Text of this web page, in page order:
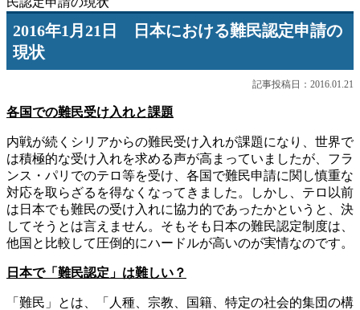
2016年1月21日 日本における難民認定申請の
現状
記事投稿日：2016.01.21
各国での難民受け入れと課題
内戦が続くシリアからの難民受け入れが課題になり、世界で
は積極的な受け入れを求める声が高まっていましたが、フラ
ンス・パリでのテロ等を受け、各国で難民申請に関し慎重な
対応を取らざるを得なくなってきました。しかし、テロ以前
は日本でも難民の受け入れに協力的であったかというと、決
してそうとは言えません。そもそも日本の難民認定制度は、
他国と比較して圧倒的にハードルが高いのが実情なのです。
日本で「難民認定」は難しい？
「難民」とは、「人種、宗教、国籍、特定の社会的集団の構